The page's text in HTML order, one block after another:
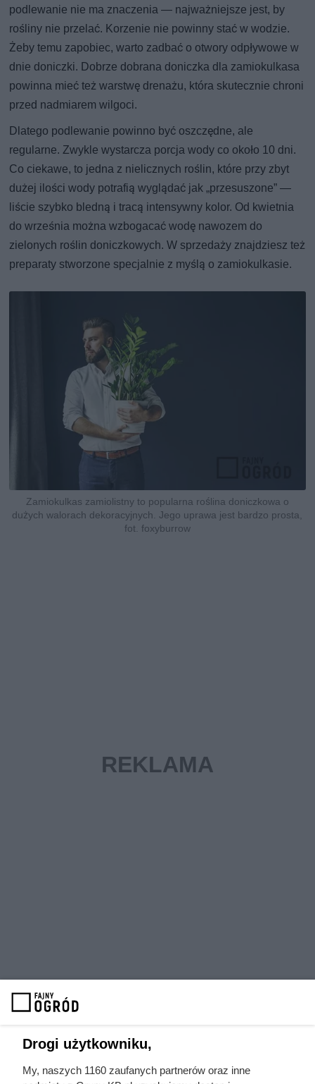
podlewanie nie ma znaczenia — najważniejsze jest, by
rośliny nie przelać. Korzenie nie powinny stać w wodzie.
Żeby temu zapobiec, warto zadbać o otwory odpływowe w
dnie doniczki. Dobrze dobrana doniczka dla zamiokulkasa
powinna mieć też warstwę drenażu, która skutecznie chroni
przed nadmiarem wilgoci.
Dlatego podlewanie powinno być oszczędne, ale
regularne. Zwykle wystarcza porcja wody co około 10 dni.
Co ciekawe, to jedna z nielicznych roślin, które przy zbyt
dużej ilości wody potrafią wyglądać jak „przesuszone” —
liście szybko bledną i tracą intensywny kolor. Od kwietnia
do września można wzbogacać wodę nawozem do
zielonych roślin doniczkowych. W sprzedaży znajdziesz też
preparaty stworzone specjalnie z myślą o zamiokulkasie.
Zamiokulkas zamiolistny to popularna roślina doniczkowa o
dużych walorach dekoracyjnych. Jego uprawa jest bardzo prosta,
fot. foxyburrow
domu
Rozmnażanie zamiokulkasa nie jest trudne. Da się to
Drogi użytkowniku,
My, naszych 1160 zaufanych partnerów oraz inne